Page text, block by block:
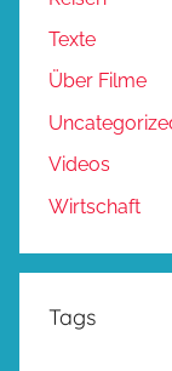
Texte
Über Filme
Videos
Wirtschaft
Tags